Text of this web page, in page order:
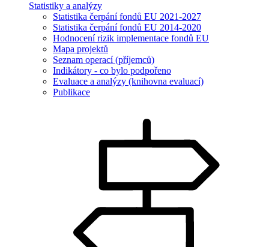
Statistiky a analýzy
Statistika čerpání fondů EU 2021-2027
Statistika čerpání fondů EU 2014-2020
Hodnocení rizik implementace fondů EU
Mapa projektů
Seznam operací (příjemců)
Indikátory - co bylo podpořeno
Evaluace a analýzy (knihovna evaluací)
Publikace